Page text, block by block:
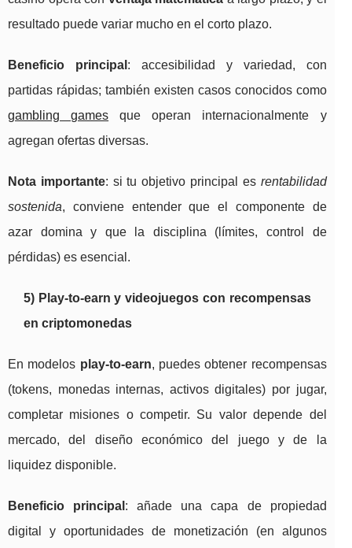
resultado puede variar mucho en el corto plazo.
Beneficio principal : accesibilidad y variedad, con
partidas rápidas; también existen casos conocidos como
gambling games que operan internacionalmente y
agregan ofertas diversas.
Nota importante: si tu objetivo principal es rentabilidad
sostenida, conviene entender que el componente de
azar domina y que la disciplina (límites, control de
pérdidas) es esencial.
5) Play-to-earn y videojuegos con recompensas
en criptomonedas
En modelos play-to-earn, puedes obtener recompensas
(tokens, monedas internas, activos digitales) por jugar,
completar misiones o competir. Su valor depende del
mercado, del diseño económico del juego y de la
liquidez disponible.
Beneficio principal : añade una capa de propiedad
digital y oportunidades de monetización (en algunos